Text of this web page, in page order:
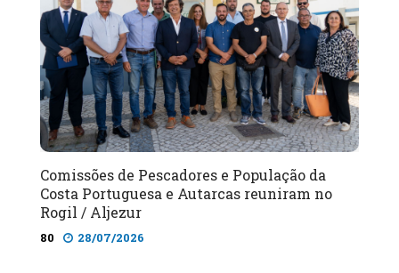
Comissões de Pescadores e População da
Costa Portuguesa e Autarcas reuniram no
Rogil / Aljezur
80 28/07/2026